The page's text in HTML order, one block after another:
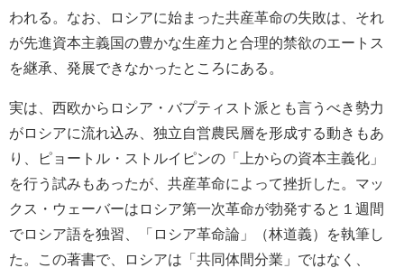
われる。なお、ロシアに始まった共産革命の失敗は、それ
が先進資本主義国の豊かな生産力と合理的禁欲のエートス
を継承、発展できなかったところにある。
実は、西欧からロシア・バプティスト派とも言うべき勢力
がロシアに流れ込み、独立自営農民層を形成する動きもあ
り、ピョートル・ストルイピンの「上からの資本主義化」
を行う試みもあったが、共産革命によって挫折した。マッ
クス・ウェーバーはロシア第一次革命が勃発すると１週間
でロシア語を独習、「ロシア革命論」（林道義）を執筆し
た。この著書で、ロシアは「共同体間分業」ではなく、